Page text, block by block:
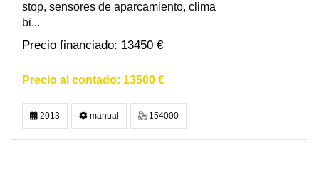
stop, sensores de aparcamiento, clima
bi...
13450 €
13500 €
2013 manual 154000